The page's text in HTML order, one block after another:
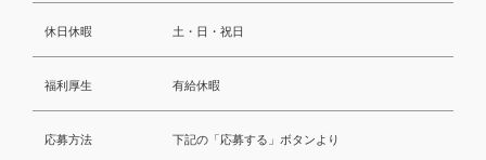
休日休暇
福利厚生
応募方法
土・日・祝日
有給休暇
下記の「応募する」ボタンより